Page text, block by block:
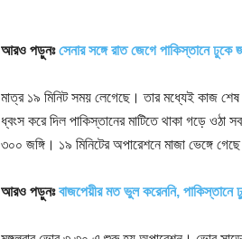
আরও পড়ুনঃসেনার সঙ্গে রাত জেগে পাকিস্তানে ঢুকে
মাত্র ১৯ মিনিট সময় লেগেছে। তার মধ্যেই কাজ
ধ্বংস করে দিল পাকিস্তানের মাটিতে থাকা গড়ে
৩০০ জঙ্গি। ১৯ মিনিটের অপারেশনে মাজা ভেঙ্গে
আরও পড়ুনঃবাজপেয়ীর মত ভুল করেননি, পাকিস্তানে